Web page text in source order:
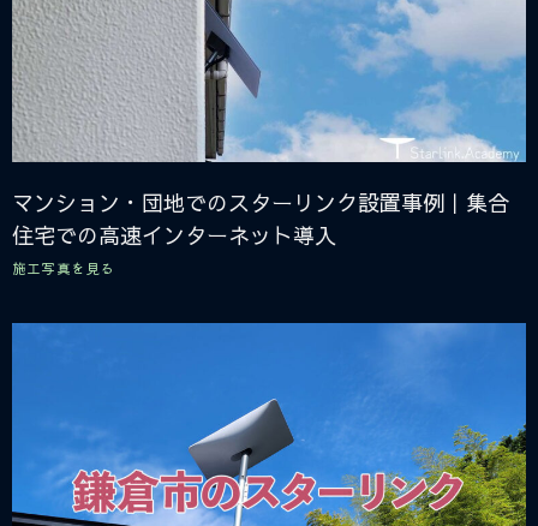
マンション・団地でのスターリンク設置事例｜集合
住宅での高速インターネット導入
施工写真を見る